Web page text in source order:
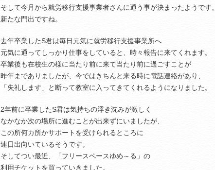
そして今月から就労移行支援事業者さんに通う事が決まったようです。
新たな門出ですね。
去年卒業したS君は毎日元気に就労移行支援事業所へ
元気に通ってしっかり仕事をしていると、時々報告に来てくれます。
卒業後も在校生の様に当たり前に来て当たり前に過ごすことが
昨年までありましたが、今ではきちんと来る時に電話連絡があり、
「失礼します」と断って教室に入ってきてくれるようになりました。
2年前に卒業したS君は気持ちの浮き沈みが激しく
なかなか次の場所に進むことが出来ずにいましたが、
この所何カ所かサポートを受けられるところに
連日出向いているそうです。
そしてつい最近、「フリースペースゆめ～る」の
利用チケットを買っていきました。